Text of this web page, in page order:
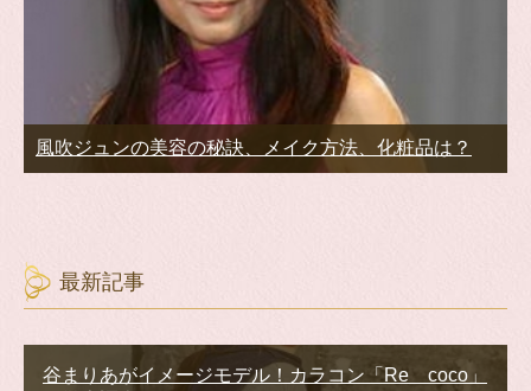
風吹ジュンの美容の秘訣、メイク方法、化粧品は？
最新記事
谷まりあがイメージモデル！カラコン「Re coco」